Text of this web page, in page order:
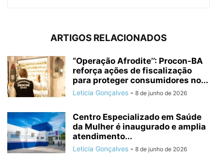
ARTIGOS RELACIONADOS
“Operação Afrodite’’: Procon-BA
reforça ações de fiscalização
para proteger consumidores no...
Leticia Gonçalves - 8 de junho de 2026
Centro Especializado em Saúde
da Mulher é inaugurado e amplia
atendimento...
Leticia Gonçalves - 8 de junho de 2026